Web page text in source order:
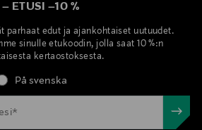
– ETUSI –10 %
parhaat edut ja ajankohtaiset uutuudet.
sinulle etukoodin, jolla saat 10 %:n
kertaostoksesta.
På svenska